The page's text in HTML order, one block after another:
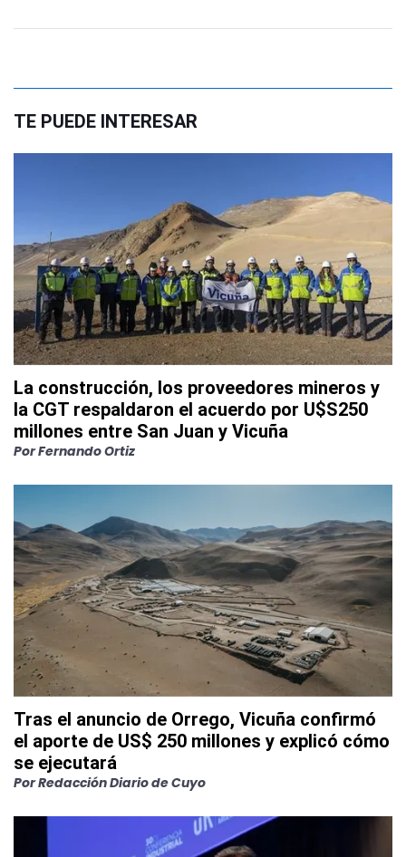
TE PUEDE INTERESAR
La construcción, los proveedores mineros y
la CGT respaldaron el acuerdo por U$S250
millones entre San Juan y Vicuña
PorFernando Ortiz
Tras el anuncio de Orrego, Vicuña confirmó
el aporte de US$ 250 millones y explicó cómo
se ejecutará
PorRedacción Diario de Cuyo